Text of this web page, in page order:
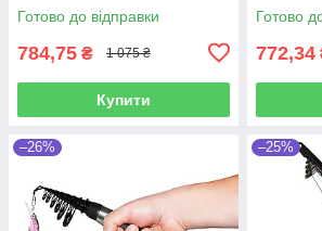
Готово до відправки
784,75 ₴ 1 075 ₴
Купити
Готово
772,34
–26% –25%